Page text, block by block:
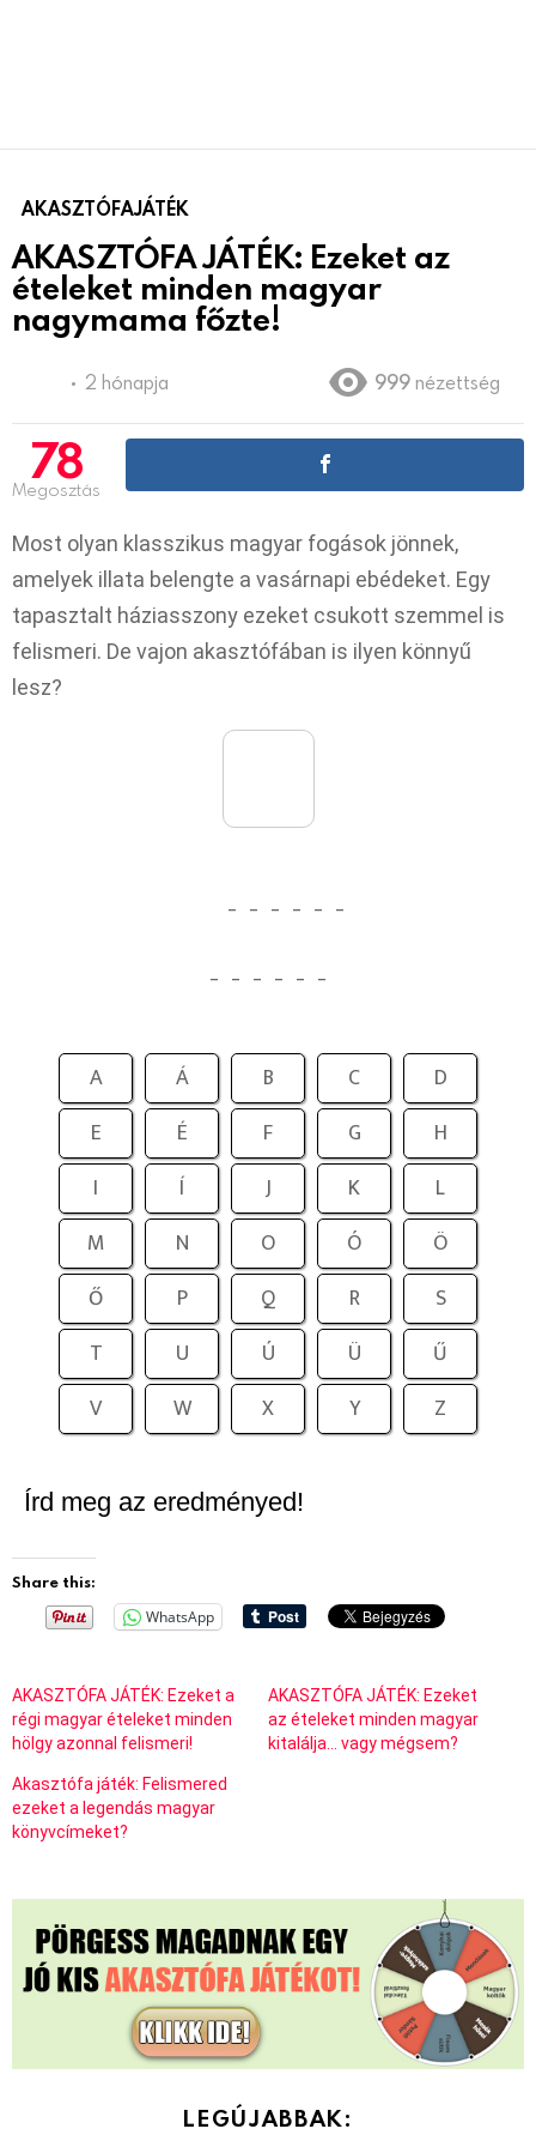
AKASZTÓFAJÁTÉK
AKASZTÓFA JÁTÉK: Ezeket az
ételeket minden magyar
nagymama főzte!
2 hónapja 999 nézettség
78
Megosztás
Most olyan klasszikus magyar fogások jönnek,
amelyek illata belengte a vasárnapi ebédeket. Egy
tapasztalt háziasszony ezeket csukott szemmel is
felismeri. De vajon akasztófában is ilyen könnyű
lesz?
A Á B C
D
E
É F G
H
I
Í J K
L
M
N O Ó
Ö
Ő
P Q R
S
T
U Ú Ü
Ű
V
W X Y Z
Írd meg az eredményed!
Share this:
WhatsApp
AKASZTÓFA JÁTÉK: Ezeket a
régi magyar ételeket minden
hölgy azonnal felismeri!
AKASZTÓFA JÁTÉK: Ezeket
az ételeket minden magyar
kitalálja… vagy mégsem?
Akasztófa játék: Felismered
ezeket a legendás magyar
könyvcímeket?
LEGÚJABBAK: